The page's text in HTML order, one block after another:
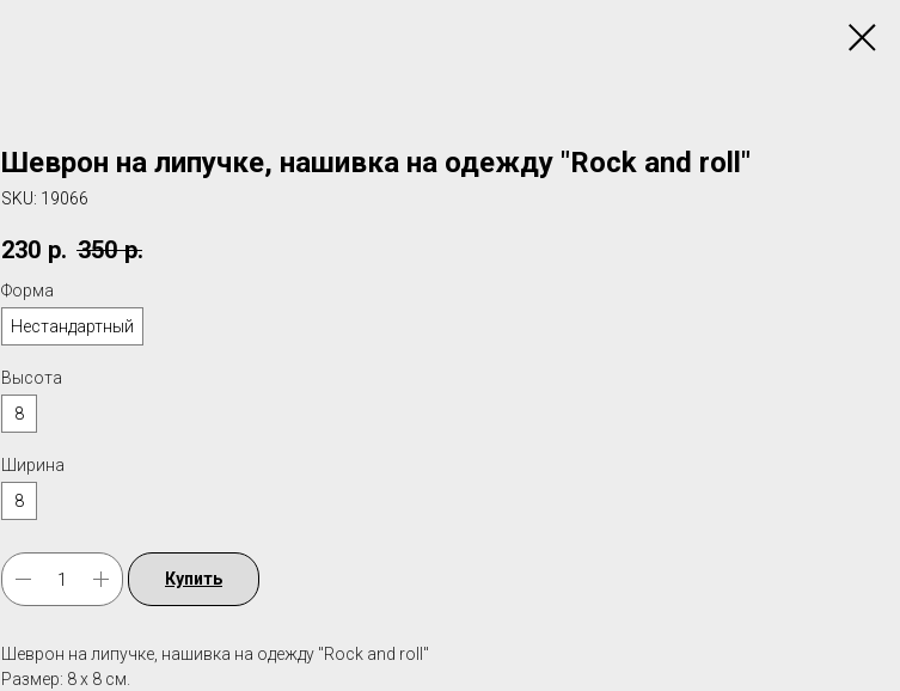
Шеврон на липучке, нашивка на одежду "Rock and roll"
SKU: 19066
230 р. 350 р.
Форма
Нестандартный
Высота
8
Ширина
8
Купить
Шеврон на липучке, нашивка на одежду "Rock and roll"
Размер: 8 х 8 см.